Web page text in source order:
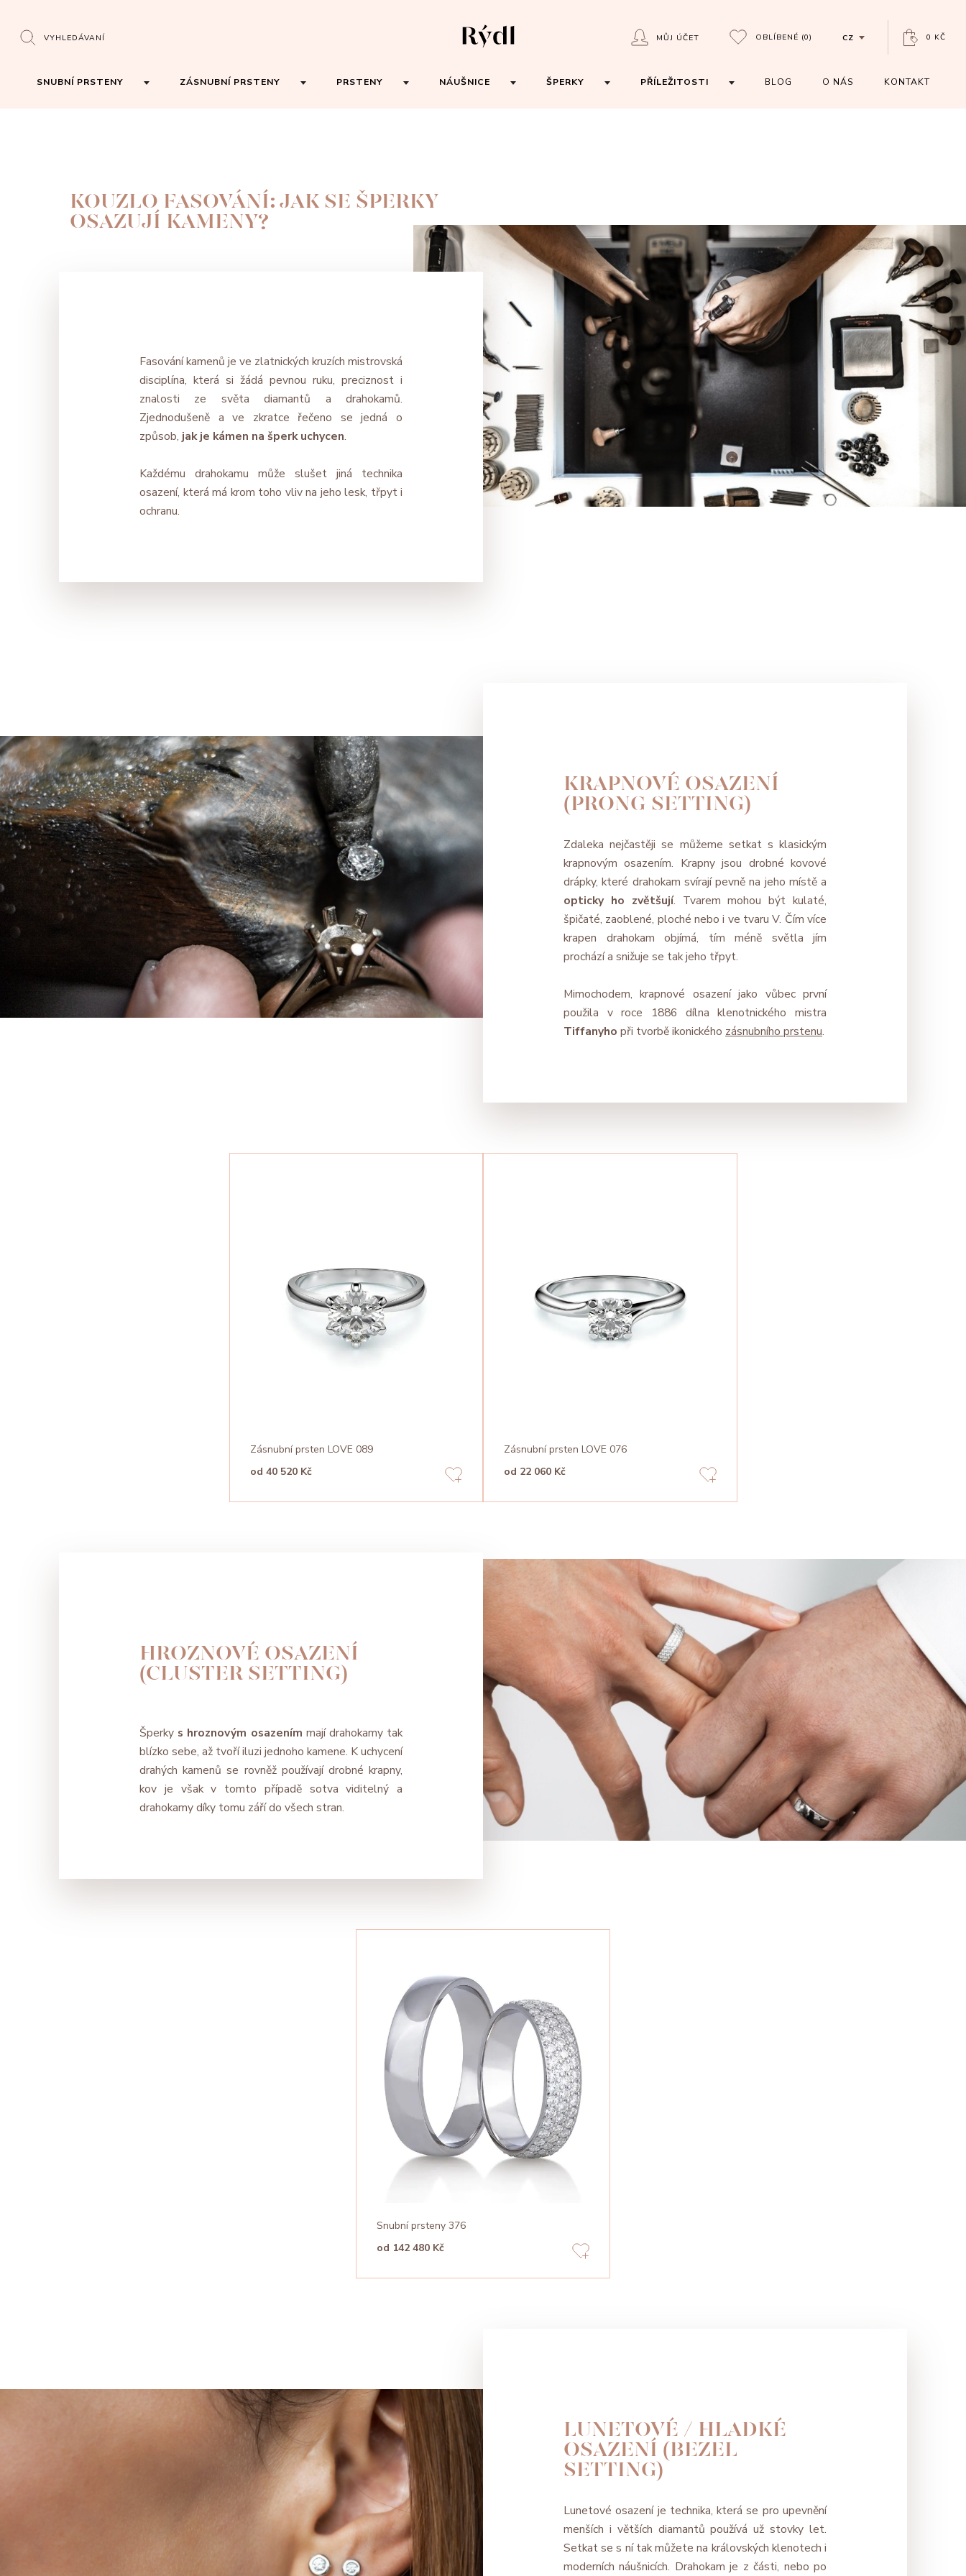
VYHLEDÁVANÍ MŮJ ÚČET OBLÍBENÉ (0) CZ 0 KČ
SNUBNÍ PRSTENY ZÁSNUBNÍ PRSTENY PRSTENY NÁUŠNICE ŠPERKY PŘÍLEŽITOSTI BLOG O NÁS KONTAKT
KOUZLO FASOVÁNÍ: JAK SE ŠPERKY
OSAZUJÍ KAMENY?
Fasování kamenů je ve zlatnických kruzích mistrovská
disciplína, která si žádá pevnou ruku, preciznost i
znalosti ze světa diamantů a drahokamů.
Zjednodušeně a ve zkratce řečeno se jedná o
způsob, jak je kámen na šperk uchycen.
Každému drahokamu může slušet jiná technika
osazení, která má krom toho vliv na jeho lesk, třpyt i
ochranu.
KRAPNOVÉ OSAZENÍ
(PRONG SETTING)
Zdaleka nejčastěji se můžeme setkat s klasickým
krapnovým osazením. Krapny jsou drobné kovové
drápky, které drahokam svírají pevně na jeho místě a
opticky ho zvětšují. Tvarem mohou být kulaté,
špičaté, zaoblené, ploché nebo i ve tvaru V. Čím více
krapen drahokam objímá, tím méně světla jím
prochází a snižuje se tak jeho třpyt.
Mimochodem, krapnové osazení jako vůbec první
použila v roce 1886 dílna klenotnického mistra
Tiffanyho při tvorbě ikonického zásnubního prstenu.
Zásnubní prsten LOVE 089
od 40 520 Kč
Zásnubní prsten LOVE 076
od 22 060 Kč
HROZNOVÉ OSAZENÍ
(CLUSTER SETTING)
Šperky s hroznovým osazením mají drahokamy tak
blízko sebe, až tvoří iluzi jednoho kamene. K uchycení
drahých kamenů se rovněž používají drobné krapny,
kov je však v tomto případě sotva viditelný a
drahokamy díky tomu září do všech stran.
Snubní prsteny 376
od 142 480 Kč
LUNETOVÉ / HLADKÉ
OSAZENÍ (BEZEL
SETTING)
Lunetové osazení je technika, která se pro upevnění
menších i větších diamantů používá už stovky let.
Setkat se s ní tak můžete na královských klenotech i
moderních náušnicích. Drahokam je z části, nebo po